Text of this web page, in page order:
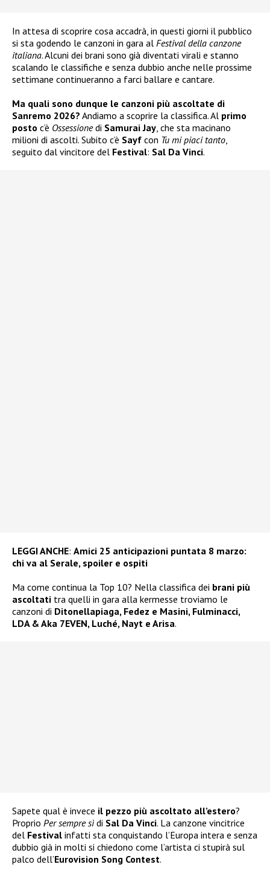
In attesa di scoprire cosa accadrà, in questi giorni il pubblico
si sta godendo le canzoni in gara al Festival della canzone
italiana. Alcuni dei brani sono già diventati virali e stanno
scalando le classifiche e senza dubbio anche nelle prossime
settimane continueranno a farci ballare e cantare.
Ma quali sono dunque le canzoni più ascoltate di
Sanremo 2026? Andiamo a scoprire la classifica. Al primo
posto c’è Ossessionedi Samurai Jay , che sta macinano
milioni di ascolti. Subito c’è Sayf con Tu mi piaci tanto
seguito dal vincitore del Festival: Sal Da Vinci.
LEGGI ANCHE: Amici 25 anticipazioni puntata 8 marzo:
chi va al Serale, spoiler e ospiti
Ma come continua la Top 10? Nella classifica dei brani più
ascoltati tra quelli in gara alla kermesse troviamo le
canzoni di Ditonellapiaga, Fedez e Masini, Fulminacci,
LDA & Aka 7EVEN, Luché, Nayt e Arisa.
Sapete qual è invece il pezzo più ascoltato all’estero?
Proprio Per sempre sì di Sal Da Vinci. La canzone vincitrice
del Festival infatti sta conquistando l’Europa intera e senza
dubbio già in molti si chiedono come l’artista ci stupirà sul
palco dell’Eurovision Song Contest.